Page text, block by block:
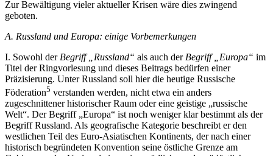
Zur Bewältigung vieler aktueller Krisen wäre dies zwingend
geboten.
A. Russland und Europa: einige Vorbemerkungen
I. Sowohl der Begriff „Russland“ als auch der Begriff „Europa“ im
Titel der Ringvorlesung und dieses Beitrags bedürfen einer
Präzisierung. Unter Russland soll hier die heutige Russische
Föderation5 verstanden werden, nicht etwa ein anders
zugeschnittener historischer Raum oder eine geistige „russische
Welt“. Der Begriff „Europa“ ist noch weniger klar bestimmt als der
Begriff Russland. Als geografische Kategorie beschreibt er den
westlichen Teil des Euro-Asiatischen Kontinents, der nach einer
historisch begründeten Konvention seine östliche Grenze am